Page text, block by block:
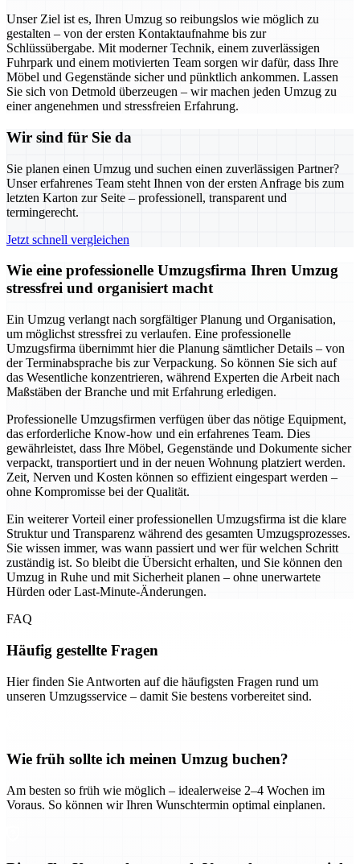
Unser Ziel ist es, Ihren Umzug so reibungslos wie möglich zu
gestalten – von der ersten Kontaktaufnahme bis zur
Schlüssübergabe. Mit moderner Technik, einem zuverlässigen
Fuhrpark und einem motivierten Team sorgen wir dafür, dass Ihre
Möbel und Gegenstände sicher und pünktlich ankommen. Lassen
Sie sich von Detmold überzeugen – wir machen jeden Umzug zu
einer angenehmen und stressfreien Erfahrung.
Wir sind für Sie da
Sie planen einen Umzug und suchen einen zuverlässigen Partner?
Unser erfahrenes Team steht Ihnen von der ersten Anfrage bis zum
letzten Karton zur Seite – professionell, transparent und
termingerecht.
Jetzt schnell vergleichen
Wie eine professionelle Umzugsfirma Ihren Umzug
stressfrei und organisiert macht
Ein Umzug verlangt nach sorgfältiger Planung und Organisation,
um möglichst stressfrei zu verlaufen. Eine professionelle
Umzugsfirma übernimmt hier die Planung sämtlicher Details – von
der Terminabsprache bis zur Verpackung. So können Sie sich auf
das Wesentliche konzentrieren, während Experten die Arbeit nach
Maßstäben der Branche und mit Erfahrung erledigen.
Professionelle Umzugsfirmen verfügen über das nötige Equipment,
das erforderliche Know-how und ein erfahrenes Team. Dies
gewährleistet, dass Ihre Möbel, Gegenstände und Dokumente sicher
verpackt, transportiert und in der neuen Wohnung platziert werden.
Zeit, Nerven und Kosten können so effizient eingespart werden –
ohne Kompromisse bei der Qualität.
Ein weiterer Vorteil einer professionellen Umzugsfirma ist die klare
Struktur und Transparenz während des gesamten Umzugsprozesses.
Sie wissen immer, was wann passiert und wer für welchen Schritt
zuständig ist. So bleibt die Übersicht erhalten, und Sie können den
Umzug in Ruhe und mit Sicherheit planen – ohne unerwartete
Hürden oder Last-Minute-Änderungen.
FAQ
Häufig gestellte Fragen
Hier finden Sie Antworten auf die häufigsten Fragen rund um
unseren Umzugsservice – damit Sie bestens vorbereitet sind.
Wie früh sollte ich meinen Umzug buchen?
Am besten so früh wie möglich – idealerweise 2–4 Wochen im
Voraus. So können wir Ihren Wunschtermin optimal einplanen.